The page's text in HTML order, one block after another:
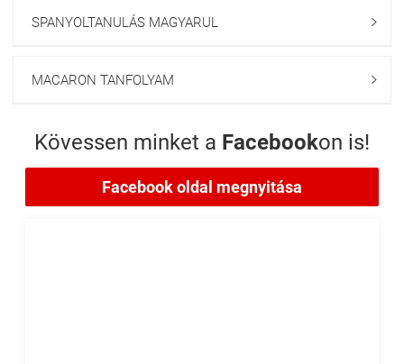
SPANYOLTANULÁS MAGYARUL 
MACARON TANFOLYAM 
Kövessen minket a Facebookon is!
Facebook oldal megnyitása